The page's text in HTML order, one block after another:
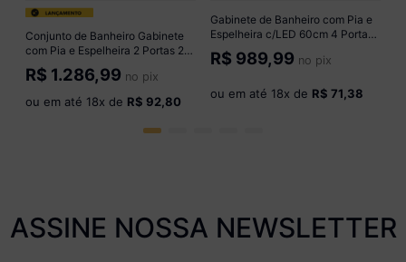
Conjunto de Banheiro Gabinete
com Pia e Espelheira 2 Portas 2
Gavetas 82cm Multimóveis
CR10173 Cimento
R$ 1.286,99 no pix
ou em até 18x de R$ 92,80
Gabinete de Banheiro com Pia e
Espelheira c/LED 60cm 4 Portas
Multimóveis CR10161
Branco/Fumê
R$ 989,99 no pix
ou em até 18x de R$ 71,38
ASSINE NOSSA NEWSLETTER